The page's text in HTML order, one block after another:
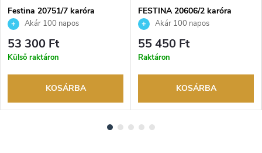
Festina 20751/7 karóra
Akár 100 napos
visszaküldési lehetőség. Hivatalos
márkakereskedő.
53 300 Ft
Külső raktáron
KOSÁRBA
FESTINA 20606/2 karóra
Akár 100 napos
visszaküldési lehetőség. Hivatalos
márkakereskedő.
55 450 Ft
Raktáron
KOSÁRBA